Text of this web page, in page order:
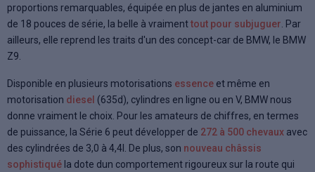
proportions remarquables, équipée en plus de jantes en aluminium
de 18 pouces de série, la belle à vraimenttout pour subjuguer. Par
ailleurs, elle reprend les traits d'un des concept-car de BMW, le BMW
Z9.
Disponible en plusieurs motorisations essence et même en
motorisation diesel (635d), cylindres en ligne ou en V, BMW nous
donne vraiment le choix. Pour les amateurs de chiffres, en termes
de puissance, la Série 6 peut développer de 272 à 500 chevaux avec
des cylindrées de 3,0 à 4,4l. De plus, son nouveau châssis
sophistiqué la dote dun comportement rigoureux sur la route qui